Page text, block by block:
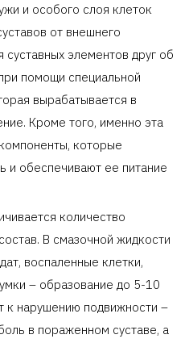
и особого слоя клеток
от внешнего
суставных элементов друг об
помощи специальной
вырабатывается в
Кроме того, именно эта
которые
и обеспечивают ее питание
количество
В смазочной жидкости
воспаленные клетки,
– образование до 5-10
к нарушению подвижности –
в пораженном суставе, а